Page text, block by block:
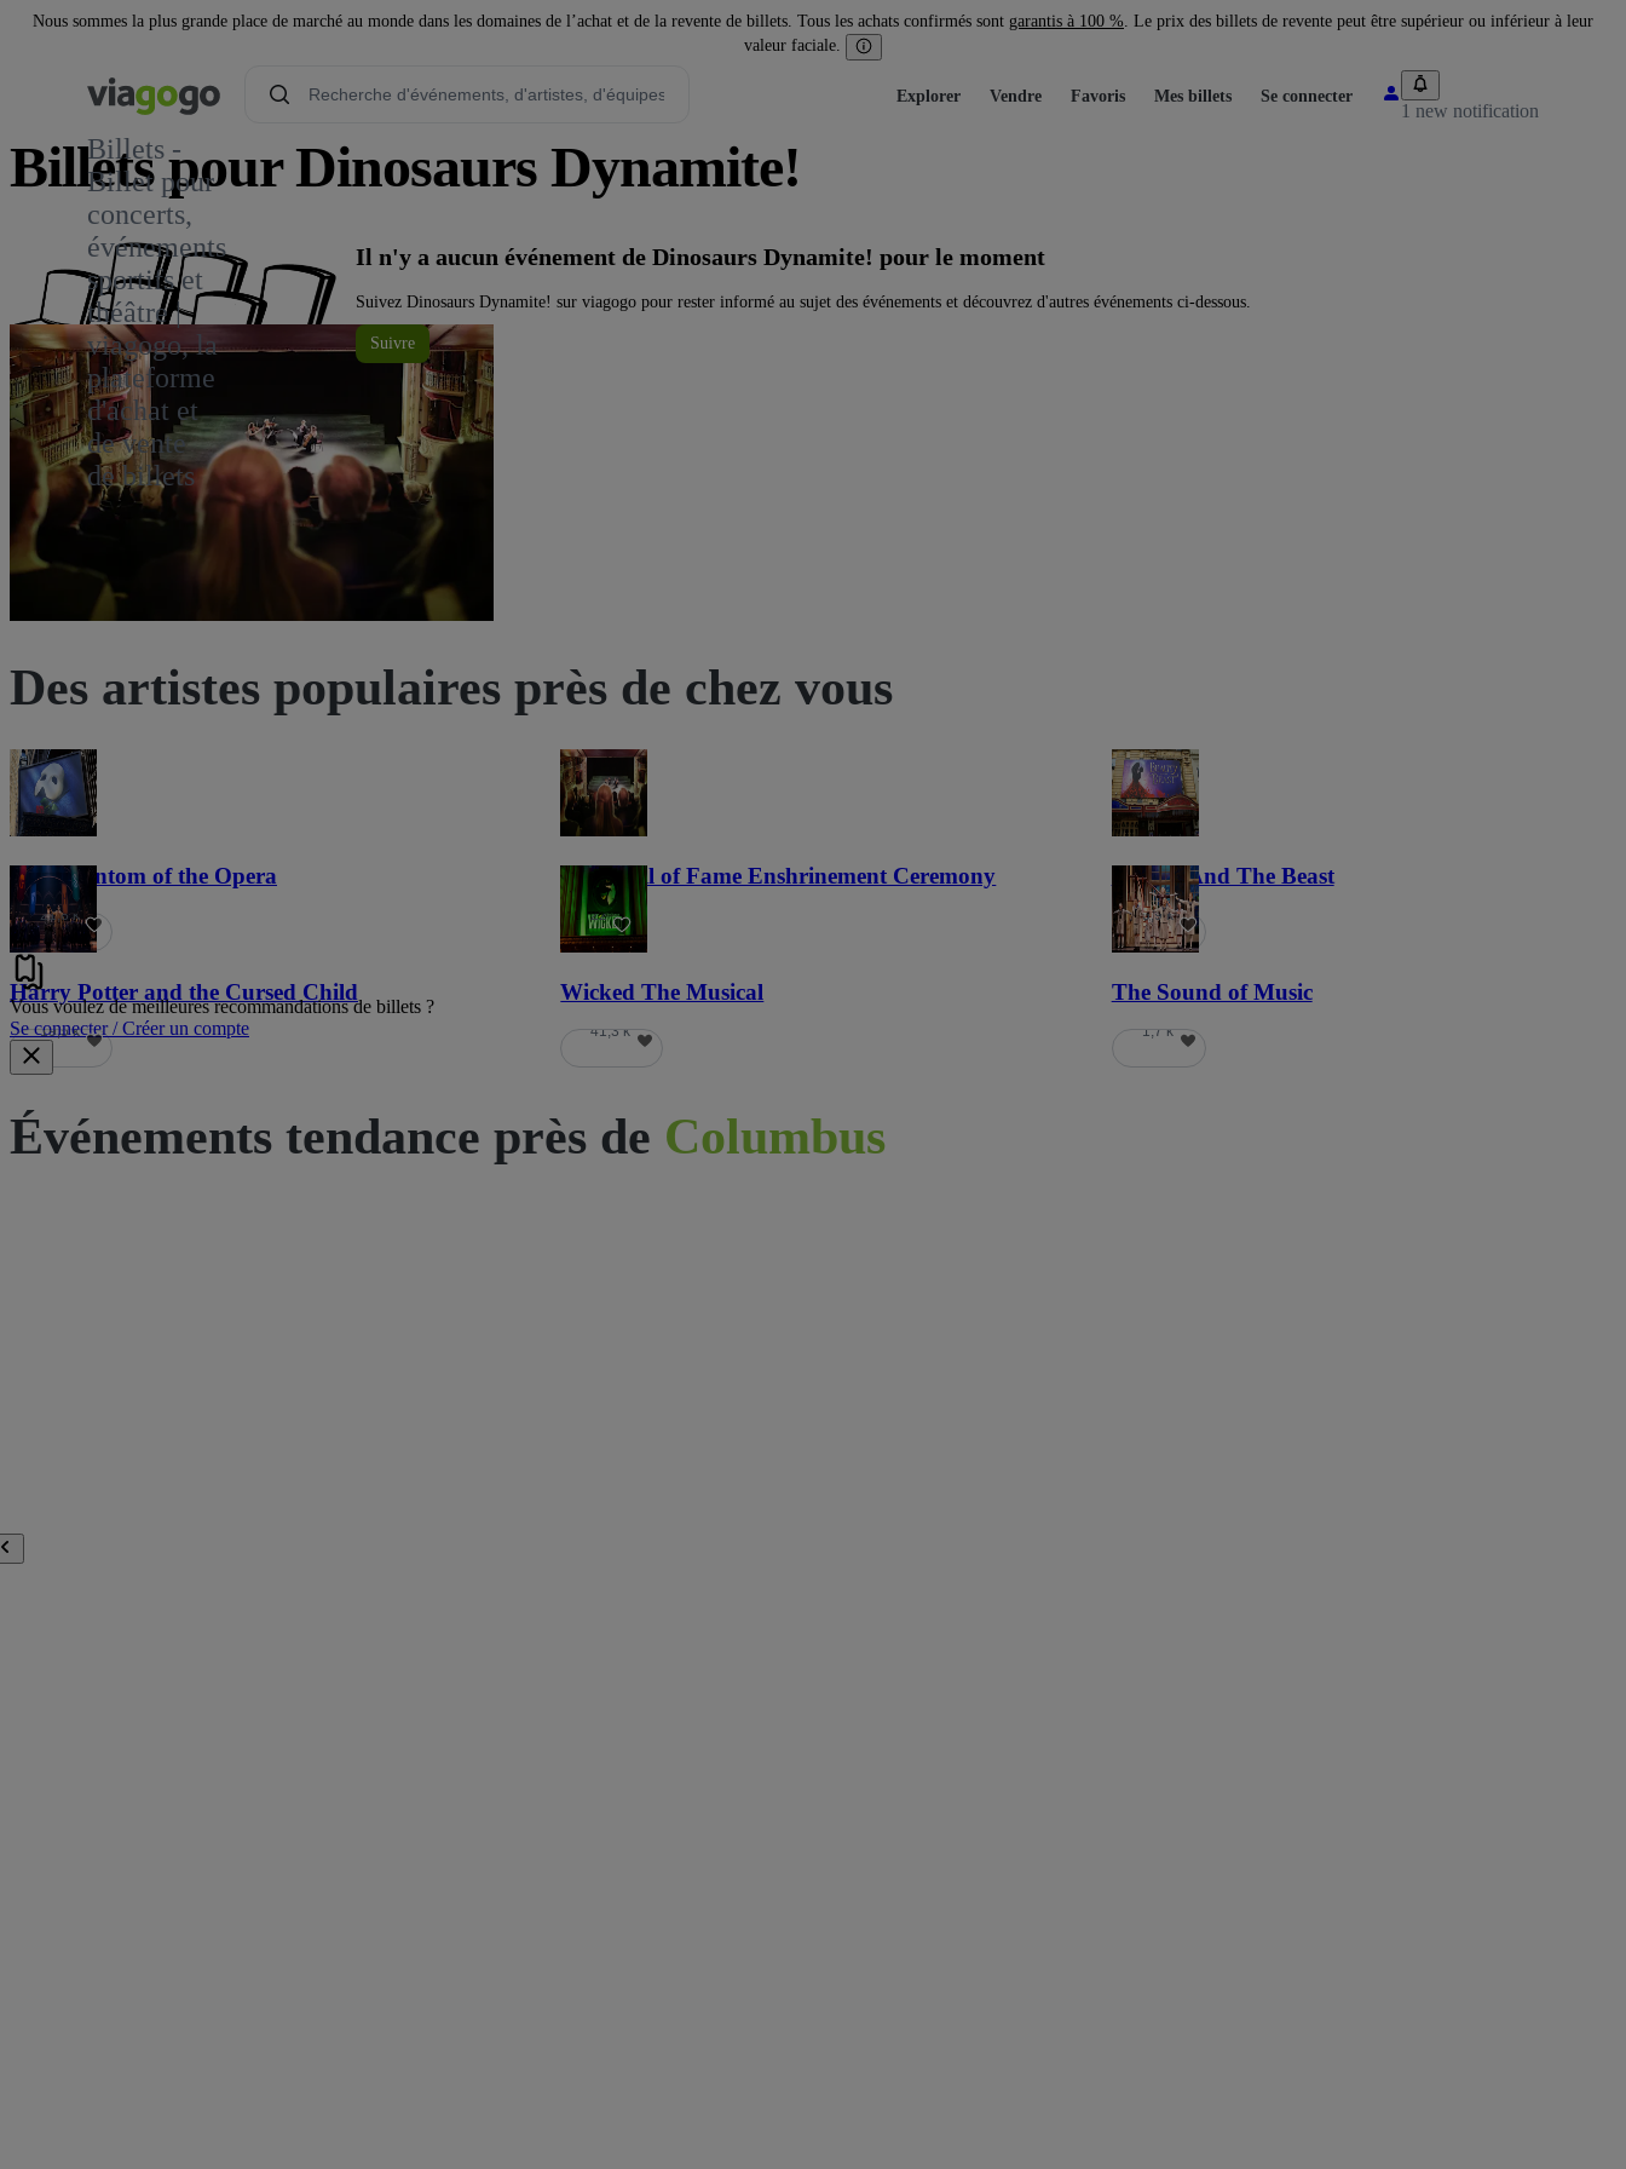
Nous sommes la plus grande place de marché au monde dans les domaines de l’achat et de la revente de billets. Tous les achats confirmés sont garantis à 100 %. Le prix des billets de revente peut être supérieur ou inférieur à leur
valeur faciale.
Billets -
Billet pour
concerts,
événements
sportifs et
théâtre |
viagogo, la
plateforme
d'achat et
de vente
de billets
Explorer Vendre Favoris Mes billets Se connecter
1 new notification
Billets pour Dinosaurs Dynamite!
Il n'y a aucun événement de Dinosaurs Dynamite! pour le moment
Suivez Dinosaurs Dynamite! sur viagogo pour rester informé au sujet des événements et découvrez d'autres événements ci-dessous.
Suivre
Des artistes populaires près de chez vous
The Phantom of the Opera
21,8 k
NFL Hall of Fame Enshrinement Ceremony
22
Beauty And The Beast
5,9 k
Harry Potter and the Cursed Child
19,5 k
Wicked The Musical
41,3 k
The Sound of Music
1,7 k
Vous voulez de meilleures recommandations de billets ?
Se connecter / Créer un compte
Événements tendance près de Columbus